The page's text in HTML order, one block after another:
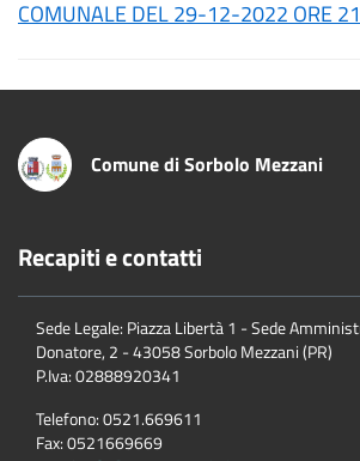
COMUNALE DEL 29-12-2022 ORE
Comune di Sorbolo Mezzani
Recapiti e contatti
Sede Legale: Piazza Libertà 1 - Sede
Donatore, 2 - 43058 Sorbolo Mezzani (PR)
P.Iva:02888920341
Telefono:0521.669611
Fax:0521669669